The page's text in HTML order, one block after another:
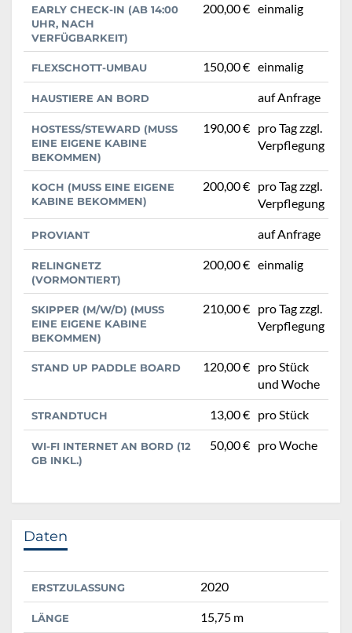
EARLY CHECK-IN (AB 14:00
UHR, NACH
VERFÜGBARKEIT)
200,00 € einmalig
FLEXSCHOTT-UMBAU 150,00 € einmalig
HAUSTIERE AN BORD auf Anfrage
HOSTESS/STEWARD (MUSS
EINE EIGENE KABINE
BEKOMMEN)
190,00 € pro Tag zzgl.
Verpflegung
KOCH (MUSS EINE EIGENE
KABINE BEKOMMEN)
200,00 € pro Tag zzgl.
Verpflegung
PROVIANT auf Anfrage
RELINGNETZ
(VORMONTIERT)
200,00 € einmalig
SKIPPER (M/W/D) (MUSS
EINE EIGENE KABINE
BEKOMMEN)
210,00 € pro Tag zzgl.
Verpflegung
STAND UP PADDLE BOARD 120,00 € pro Stück
und Woche
STRANDTUCH 13,00 € pro Stück
WI-FI INTERNET AN BORD (12
GB INKL.)
50,00 € pro Woche
Daten
ERSTZULASSUNG 2020
LÄNGE 15,75 m